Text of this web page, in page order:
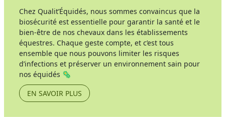
Chez Qualit’Équidés, nous sommes convaincus que la
biosécurité est essentielle pour garantir la santé et le
bien-être de nos chevaux dans les établissements
équestres. Chaque geste compte, et c’est tous
ensemble que nous pouvons limiter les risques
d’infections et préserver un environnement sain pour
nos équidés 🦠
EN SAVOIR PLUS